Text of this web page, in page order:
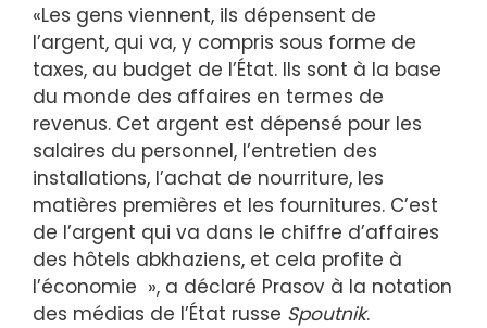
«Les gens viennent, ils dépensent de
l’argent, qui va, y compris sous forme de
taxes, au budget de l’État. Ils sont à la base
du monde des affaires en termes de
revenus. Cet argent est dépensé pour les
salaires du personnel, l’entretien des
installations, l’achat de nourriture, les
matières premières et les fournitures. C’est
de l’argent qui va dans le chiffre d’affaires
des hôtels abkhaziens, et cela profite à
l’économie », a déclaré Prasov à la notation
des médias de l’État russe Spoutnik.